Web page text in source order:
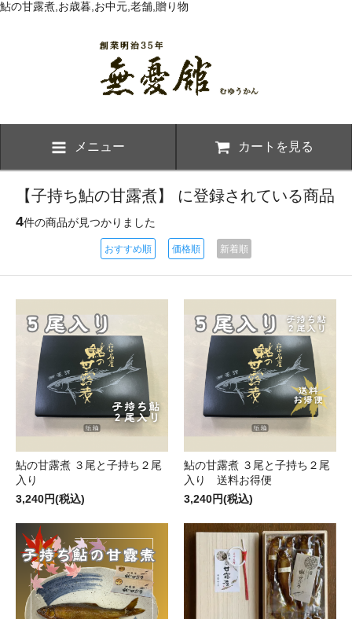
鮎の甘露煮,お歳暮,お中元,老舗,贈り物
メニュー カートを見る
【子持ち鮎の甘露煮】 に登録されている商品
4件の商品が見つかりました
おすすめ順 価格順 新着順
鮎の甘露煮 ３尾と子持ち２尾
入り
3,240円(税込)
鮎の甘露煮 ３尾と子持ち２尾
入り 送料お得便
3,240円(税込)